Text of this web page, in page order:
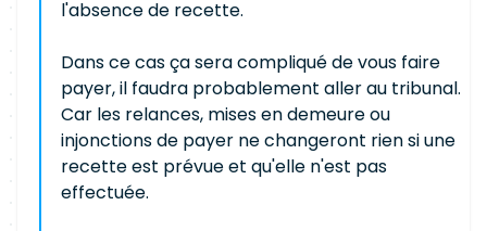
l'absence de recette.
Dans ce cas ça sera compliqué de vous faire
payer, il faudra probablement aller au tribunal.
Car les relances, mises en demeure ou
injonctions de payer ne changeront rien si une
recette est prévue et qu'elle n'est pas
effectuée.